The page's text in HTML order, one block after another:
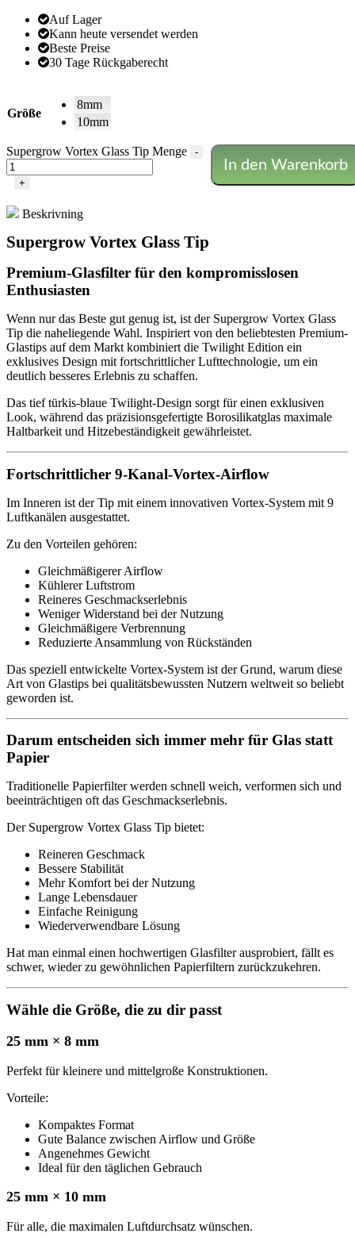
Auf Lager
Kann heute versendet werden
Beste Preise
30 Tage Rückgaberecht
Größe
8mm
10mm
Supergrow Vortex Glass Tip Menge -
+
In den Warenkorb
Beskrivning
Supergrow Vortex Glass Tip
Premium-Glasfilter für den kompromisslosen
Enthusiasten
Wenn nur das Beste gut genug ist, ist der Supergrow Vortex Glass
Tip die naheliegende Wahl. Inspiriert von den beliebtesten Premium-
Glastips auf dem Markt kombiniert die Twilight Edition ein
exklusives Design mit fortschrittlicher Lufttechnologie, um ein
deutlich besseres Erlebnis zu schaffen.
Das tief türkis-blaue Twilight-Design sorgt für einen exklusiven
Look, während das präzisionsgefertigte Borosilikatglas maximale
Haltbarkeit und Hitzebeständigkeit gewährleistet.
Fortschrittlicher 9-Kanal-Vortex-Airflow
Im Inneren ist der Tip mit einem innovativen Vortex-System mit 9
Luftkanälen ausgestattet.
Zu den Vorteilen gehören:
Gleichmäßigerer Airflow
Kühlerer Luftstrom
Reineres Geschmackserlebnis
Weniger Widerstand bei der Nutzung
Gleichmäßigere Verbrennung
Reduzierte Ansammlung von Rückständen
Das speziell entwickelte Vortex-System ist der Grund, warum diese
Art von Glastips bei qualitätsbewussten Nutzern weltweit so beliebt
geworden ist.
Darum entscheiden sich immer mehr für Glas statt
Papier
Traditionelle Papierfilter werden schnell weich, verformen sich und
beeinträchtigen oft das Geschmackserlebnis.
Der Supergrow Vortex Glass Tip bietet:
Reineren Geschmack
Bessere Stabilität
Mehr Komfort bei der Nutzung
Lange Lebensdauer
Einfache Reinigung
Wiederverwendbare Lösung
Hat man einmal einen hochwertigen Glasfilter ausprobiert, fällt es
schwer, wieder zu gewöhnlichen Papierfiltern zurückzukehren.
Wähle die Größe, die zu dir passt
25 mm × 8 mm
Perfekt für kleinere und mittelgroße Konstruktionen.
Vorteile:
Kompaktes Format
Gute Balance zwischen Airflow und Größe
Angenehmes Gewicht
Ideal für den täglichen Gebrauch
25 mm × 10 mm
Für alle, die maximalen Luftdurchsatz wünschen.